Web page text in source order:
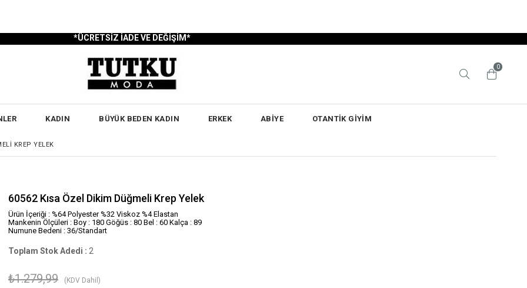
*ÜCRETSİZ İADE VE DEĞİŞİM*
0
KADIN BÜYÜK BEDEN KADIN ERKEK ABİYE OTANTİK GİYİM
KREP YELEK
60562 Kısa Özel Dikim Düğmeli Krep Yelek
Ürün İçeriği : %64 Polyester %32 Viskoz %4 Elastan
Mankenin Ölçüleri : Boy : 180 Göğüs : 80 Bel : 60 Kalça : 89
Numune Bedeni : 36/Standart
Toplam Stok Adedi : 2
₺1.279,99 (KDV Dahil)